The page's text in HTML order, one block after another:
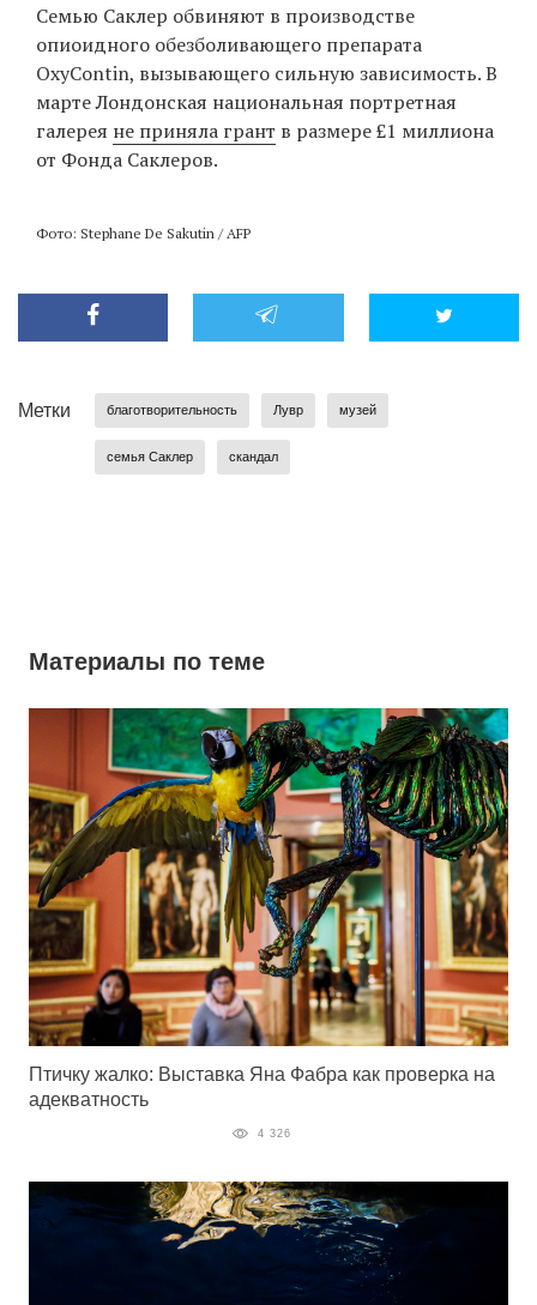
Семью Саклер обвиняют в производстве
опиоидного обезболивающего препарата
OxyContin, вызывающего сильную зависимость. В
марте Лондонская национальная портретная
галерея не приняла грант в размере £1 миллиона
от Фонда Саклеров.
Фото: Stephane De Sakutin / AFP
Метки благотворительность Лувр музей
семья Саклер скандал
Материалы по теме
Птичку жалко: Выставка Яна Фабра как проверка на
адекватность
4 326